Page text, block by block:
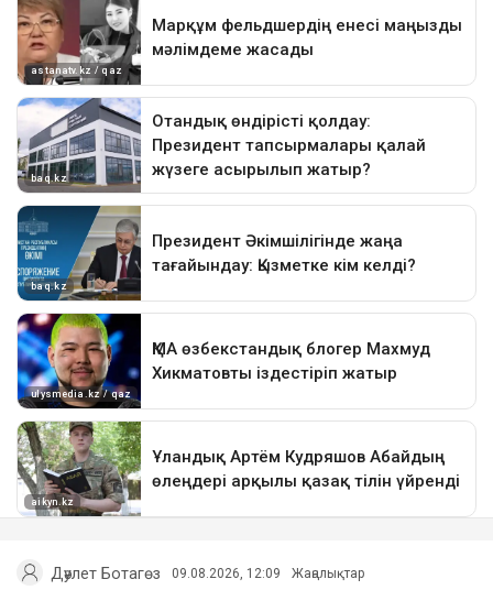
Дәулет Ботагөз 09.08.2026, 12:09 Жаңалықтар